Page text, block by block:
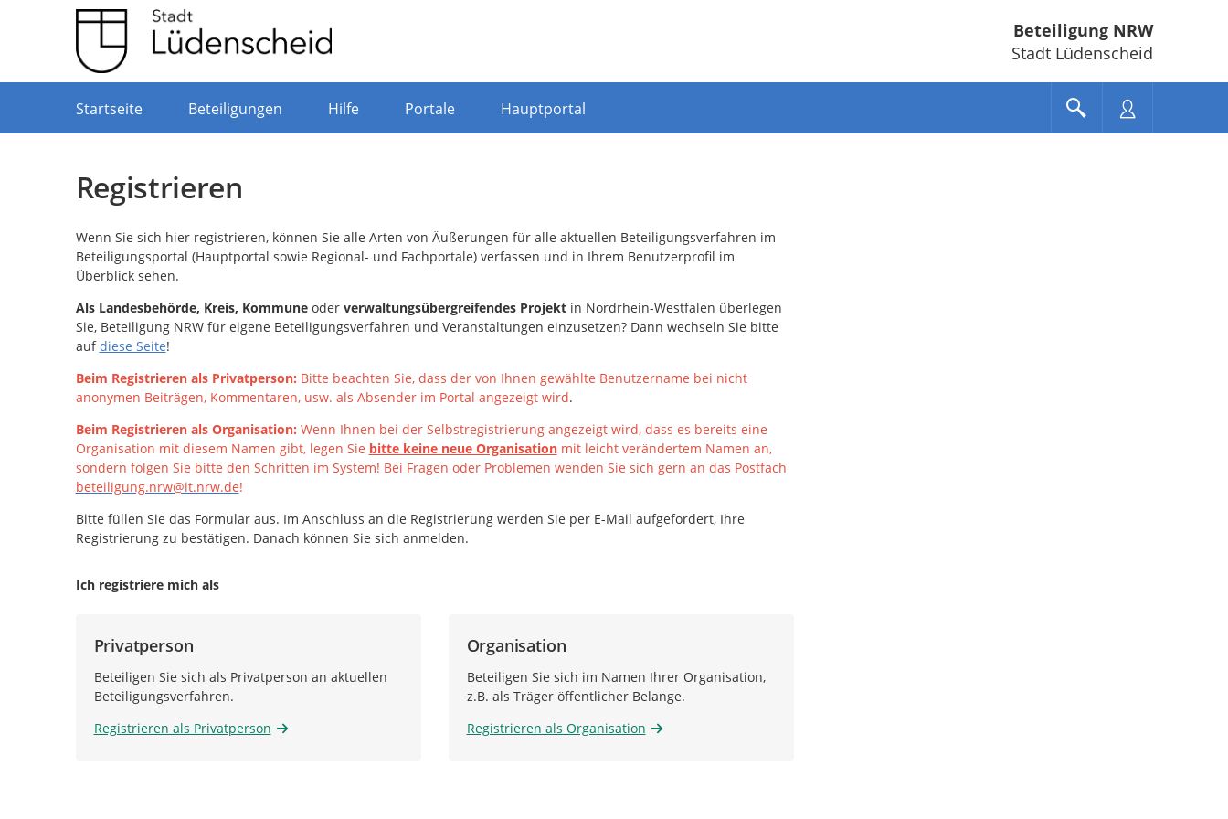
Beteiligung NRW
Stadt Lüdenscheid
Startseite Beteiligungen Hilfe Portale Hauptportal
Registrieren
Wenn Sie sich hier registrieren, können Sie alle Arten von Äußerungen für alle aktuellen Beteiligungsverfahren im
Beteiligungsportal (Hauptportal sowie Regional- und Fachportale) verfassen und in Ihrem Benutzerprofil im
Überblick sehen.
Als Landesbehörde, Kreis, Kommuneoder verwaltungsübergreifendes Projekt in Nordrhein-Westfalen überlegen
Sie, Beteiligung NRW für eigene Beteiligungsverfahren und Veranstaltungen einzusetzen? Dann wechseln Sie bitte
aufdiese Seite!
Beim Registrieren als Privatperson: Bitte beachten Sie, dass der von Ihnen gewählte Benutzername bei nicht
anonymen Beiträgen, Kommentaren, usw. als Absender im Portal angezeigt wird.
Beim Registrieren als Organisation: Wenn Ihnen bei der Selbstregistrierung angezeigt wird, dass es bereits eine
Organisation mit diesem Namen gibt, legen Sie bitte keine neue Organisationmit leicht verändertem Namen an,
sondern folgen Sie bitte den Schritten im System! Bei Fragen oder Problemen wenden Sie sich gern an das Postfach
beteiligung.nrw@it.nrw.de!
Bitte füllen Sie das Formular aus. Im Anschluss an die Registrierung werden Sie per E-Mail aufgefordert, Ihre
Registrierung zu bestätigen. Danach können Sie sich anmelden.
Ich registriere mich als
Privatperson
Beteiligen Sie sich als Privatperson an aktuellen
Beteiligungsverfahren.
Registrieren als Privatperson
Organisation
Beteiligen Sie sich im Namen Ihrer Organisation,
z.B. als Träger öffentlicher Belange.
Registrieren als Organisation